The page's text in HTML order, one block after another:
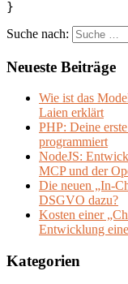
Suche nach:
Neueste Beiträge
Wie ist das
Laien erklärt
PHP: Deine
programmiert
NodeJS:
MCP und der
Die neuen „In-
DSGVO dazu?
Kosten einer
Entwicklung
Kategorien